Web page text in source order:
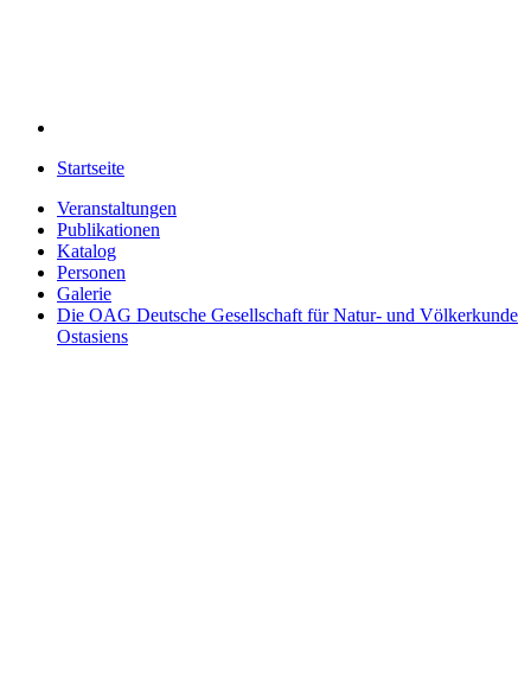
Startseite
Veranstaltungen
Publikationen
Katalog
Personen
Galerie
Die OAG Deutsche Gesellschaft für Natur- und Völkerkunde
Ostasiens